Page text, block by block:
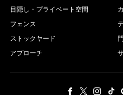
目隠し・プライベート空間
フェンス
ストックヤード
アプローチ